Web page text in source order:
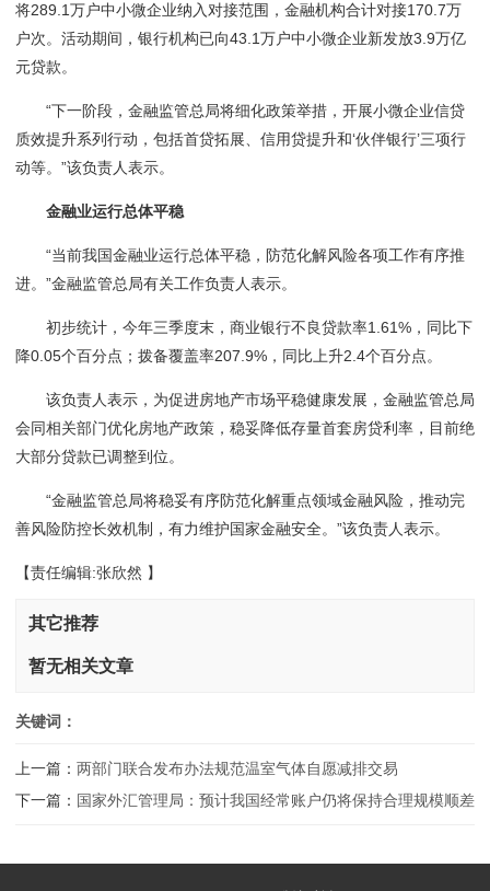
将289.1万户中小微企业纳入对接范围，金融机构合计对接170.7万
户次。活动期间，银行机构已向43.1万户中小微企业新发放3.9万亿
元贷款。
“下一阶段，金融监管总局将细化政策举措，开展小微企业信贷
质效提升系列行动，包括首贷拓展、信用贷提升和‘伙伴银行’三项行
动等。”该负责人表示。
金融业运行总体平稳
“当前我国金融业运行总体平稳，防范化解风险各项工作有序推
进。”金融监管总局有关工作负责人表示。
初步统计，今年三季度末，商业银行不良贷款率1.61%，同比下
降0.05个百分点；拨备覆盖率207.9%，同比上升2.4个百分点。
该负责人表示，为促进房地产市场平稳健康发展，金融监管总局
会同相关部门优化房地产政策，稳妥降低存量首套房贷利率，目前绝
大部分贷款已调整到位。
“金融监管总局将稳妥有序防范化解重点领域金融风险，推动完
善风险防控长效机制，有力维护国家金融安全。”该负责人表示。
【责任编辑:张欣然 】
其它推荐
暂无相关文章
关键词：
上一篇： 两部门联合发布办法规范温室气体自愿减排交易
下一篇： 国家外汇管理局：预计我国经常账户仍将保持合理规模顺差